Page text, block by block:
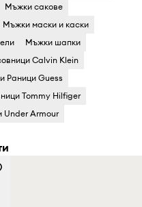
Мъжки сакове
Мъжки маски и каски
Мъжки шапки
Calvin Klein
Раници Guess
Tommy Hilfiger
Under Armour